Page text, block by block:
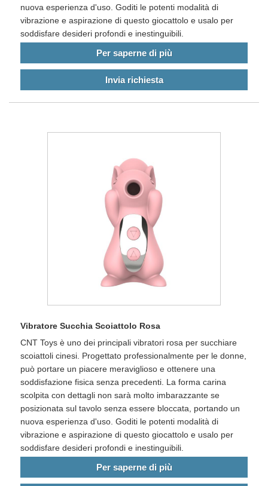
nuova esperienza d'uso. Goditi le potenti modalità di
vibrazione e aspirazione di questo giocattolo e usalo per
soddisfare desideri profondi e inestinguibili.
Per saperne di più
Invia richiesta
Vibratore Succhia Scoiattolo Rosa
CNT Toys è uno dei principali vibratori rosa per succhiare
scoiattoli cinesi. Progettato professionalmente per le donne,
può portare un piacere meraviglioso e ottenere una
soddisfazione fisica senza precedenti. La forma carina
scolpita con dettagli non sarà molto imbarazzante se
posizionata sul tavolo senza essere bloccata, portando un
nuova esperienza d'uso. Goditi le potenti modalità di
vibrazione e aspirazione di questo giocattolo e usalo per
soddisfare desideri profondi e inestinguibili.
Per saperne di più